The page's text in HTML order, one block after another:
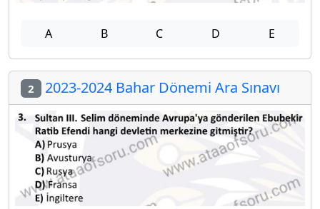
A B C D E
2 2023-2024 Bahar Dönemi Ara Sınavı